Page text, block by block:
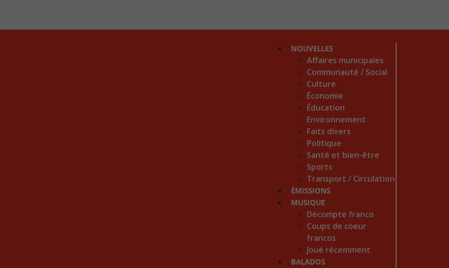
NOUVELLES
Affaires municipales
Communauté / Social
Culture
Économie
Éducation
Environnement
Faits divers
Politique
Santé et bien-être
Sports
Transport / Circulation
ÉMISSIONS
MUSIQUE
Décompte franco
Coups de coeur
francos
Joué récemment
BALADOS